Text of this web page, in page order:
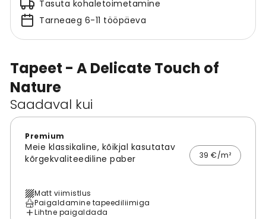
Tapeet - A Delicate Touch of
Nature
Saadaval kui
Premium
Meie klassikaline, kõikjal kasutatav
kõrgekvaliteediline paber
39 €/m²
Matt viimistlus
Paigaldamine tapeediliimiga
Lihtne paigaldada
Tasuta kohaletoimetamine
Tarneaeg 6-11 tööpäeva